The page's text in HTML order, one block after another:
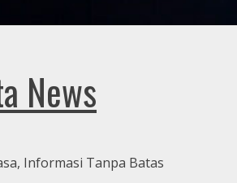
News
Informasi Tanpa Batas